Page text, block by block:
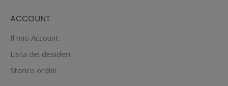
ACCOUNT
Il mio Account
Lista dei desideri
Storico ordini